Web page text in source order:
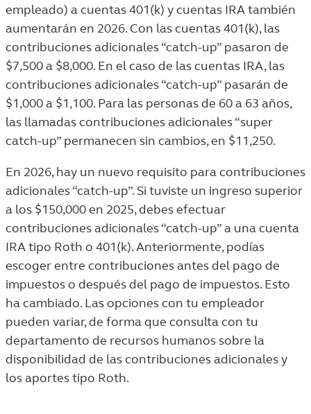
empleado) a cuentas 401(k) y cuentas IRA también
aumentarán en 2026. Con las cuentas 401(k), las
contribuciones adicionales “catch-up” pasaron de
$7,500 a $8,000. En el caso de las cuentas IRA, las
contribuciones adicionales “catch-up” pasarán de
$1,000 a $1,100. Para las personas de 60 a 63 años,
las llamadas contribuciones adicionales “super
catch-up” permanecen sin cambios, en $11,250.
En 2026, hay un nuevo requisito para contribuciones
adicionales “catch-up”. Si tuviste un ingreso superior
a los $150,000 en 2025, debes efectuar
contribuciones adicionales “catch-up” a una cuenta
IRA tipo Roth o 401(k). Anteriormente, podías
escoger entre contribuciones antes del pago de
impuestos o después del pago de impuestos. Esto
ha cambiado. Las opciones con tu empleador
pueden variar, de forma que consulta con tu
departamento de recursos humanos sobre la
disponibilidad de las contribuciones adicionales y
los aportes tipo Roth.